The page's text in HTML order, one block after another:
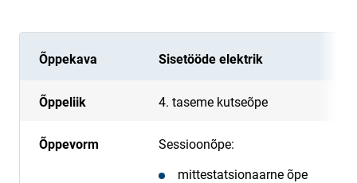
Õppekava Sisetööde elektrik
Õppeliik 4. taseme kutseõpe
Õppevorm
Sessioonõpe:
mittestatsionaarne õpe